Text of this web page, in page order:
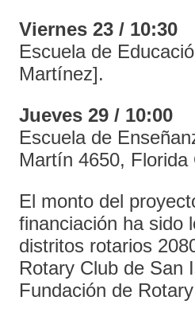
Viernes 23 / 10:30
Escuela de
Martínez].
Jueves 29 / 10:00
Escuela de
Martín 4650, Florida
El monto del
financiación ha sido
distritos rotarios
Rotary Club de San
Fundación de